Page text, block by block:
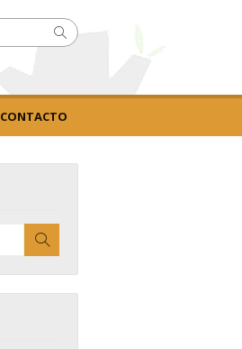
Buscar
CONTACTO